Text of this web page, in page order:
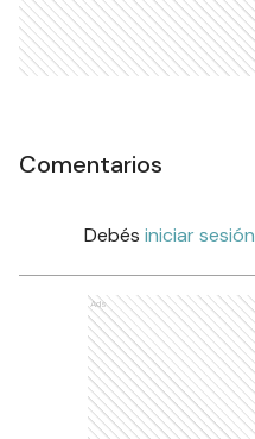
Comentarios
Debés iniciar sesión
Ads